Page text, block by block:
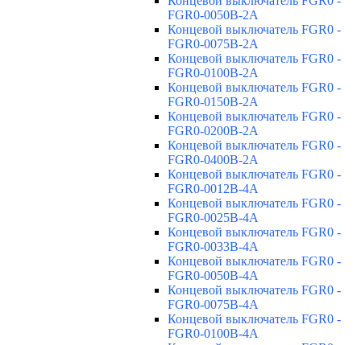
FGR0-0050B-2A
Концевой выключатель FGR0 -
FGR0-0075B-2A
Концевой выключатель FGR0 -
FGR0-0100B-2A
Концевой выключатель FGR0 -
FGR0-0150B-2A
Концевой выключатель FGR0 -
FGR0-0200B-2A
Концевой выключатель FGR0 -
FGR0-0400B-2A
Концевой выключатель FGR0 -
FGR0-0012B-4A
Концевой выключатель FGR0 -
FGR0-0025B-4A
Концевой выключатель FGR0 -
FGR0-0033B-4A
Концевой выключатель FGR0 -
FGR0-0050B-4A
Концевой выключатель FGR0 -
FGR0-0075B-4A
Концевой выключатель FGR0 -
FGR0-0100B-4A